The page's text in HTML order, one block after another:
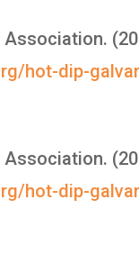
hot-dip-
hot-dip-